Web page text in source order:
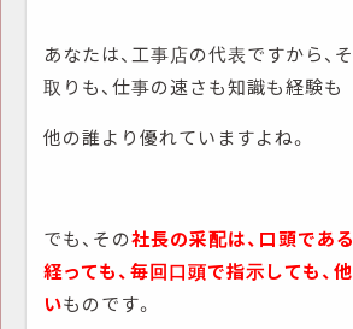
あなたは、工事店の代表ですから、
取りも、仕事の速さも知識も経験も
他の誰より優れていますよね。
でも、その社長の采配は、口頭であ
経っても、毎回口頭で指示しても、
いものです。